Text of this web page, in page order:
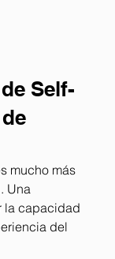
Self-
mucho más
Una
la capacidad
del